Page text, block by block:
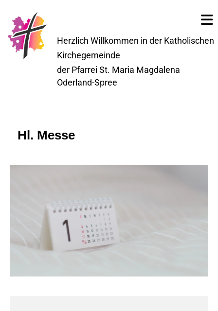
Herzlich Willkommen in der Katholischen
Kirchegemeinde
der Pfarrei St. Maria Magdalena
Oderland-Spree
Hl. Messe